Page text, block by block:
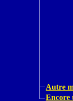
Autre
Encore